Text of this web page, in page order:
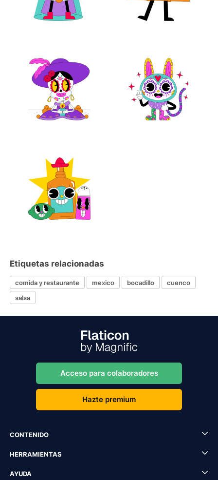
Etiquetas relacionadas
comida y restaurante mexico bocadillo
cuenco
salsa
Acceso para colaboradores
Hazte premium
CONTENIDO
HERRAMIENTAS
AYUDA